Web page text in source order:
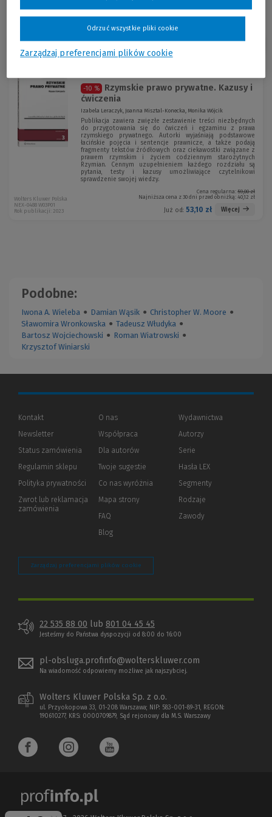
Sortuj:
-10 %
Rzymskie prawo prywatne. Kazusy i
ćwiczenia
Izabela Leraczyk, Joanna Misztal-Konecka, Monika Wójcik
Publikacja zawiera zwięzłe zestawienie treści niezbędnych
do przygotowania się do ćwiczeń i egzaminu z prawa
rzymskiego prywatnego. Autorki wyjaśniają podstawowe
łacińskie pojęcia i sentencje prawnicze, a także podają
fragmenty tekstów źródłowych oraz ciekawostki związane z
prawem rzymskim i życiem codziennym starożytnych
Rzymian. Cennym uzupełnieniem każdego rozdziału są
pytania, testy i kazusy umożliwiające czytelnikowi
sprawdzenie swojej wiedzy.
Cena regularna: 59,00 zł
Najniższa cena z 30 dni przed obniżką: 40,12 zł
Już od: 53,10 zł Więcej
Wolters Kluwer Polska
NEX-0488 W03P01
Rok publikacji: 2023
Podobne:
Iwona A. Wieleba ● Damian Wąsik ● Christopher W. Moore ●
Sławomira Wronkowska ● Tadeusz Włudyka ●
Bartosz Wojciechowski ● Roman Wiatrowski ●
Krzysztof Winiarski
Kontakt
Newsletter
Status zamówienia
Regulamin sklepu
Polityka prywatności (Nowe
(Link
innej
Zwrot lub reklamacja
zamówienia
O nas
Współpraca
Dla autorów(Nowe
(Link
innej
strony)
Twoje sugestie
Co nas wyróżnia
Mapa strony
FAQ
Blog
Wydawnictwa
Autorzy
Serie
Hasła LEX
Segmenty
Rodzaje
Zawody
Zarządzaj preferencjami plików cookie
22 535 88 00 lub 801 04 45 45
Jesteśmy do Państwa dyspozycji od 8:00 do 16:00
pl-obsluga.profinfo@wolterskluwer.com
Na wiadomość odpowiemy możliwe jak najszybciej.
Wolters Kluwer Polska Sp. z o.o.
ul. Przyokopowa 33, 01-208 Warszawa; NIP: 583-001-89-31, REGON:
190610277, KRS: 0000709879, Sąd rejonowy dla M.S. Warszawy
Zarządzaj preferencjami plików cookie
Odrzuć wszystkie pliki cookie